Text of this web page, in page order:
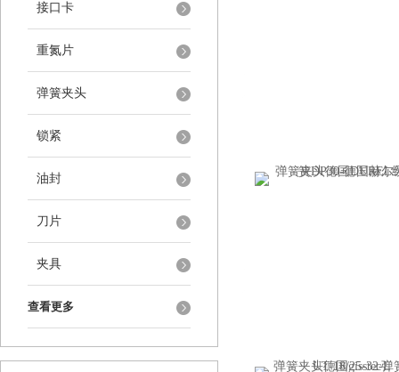
接口卡
重氮片
弹簧夹头
锁紧
油封
刀片
夹具
查看更多